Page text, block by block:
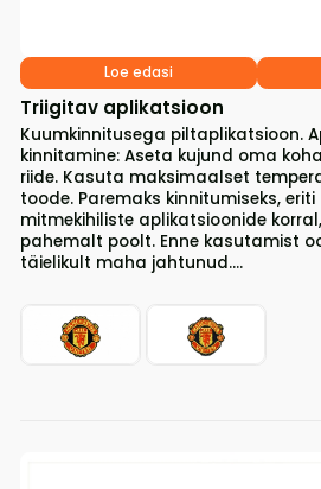
Triigitav aplikatsioon
Kuumkinnitusega piltaplikatsioon.
kinnitamine: Aseta kujund oma
riide. Kasuta maksimaalset
toode. Paremaks kinnitumiseks,
mitmekihiliste aplikatsioonide
pahemalt poolt. Enne kasutamist
täielikult maha jahtunud....
Loe edasi